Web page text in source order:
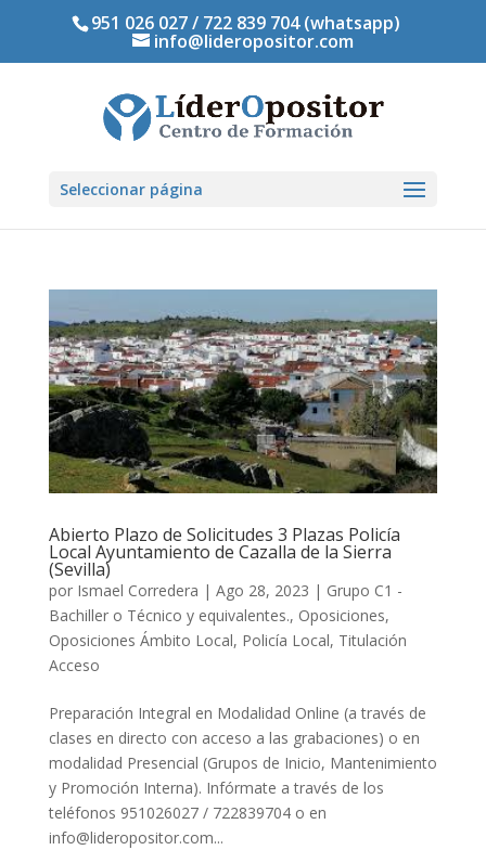
951 026 027 / 722 839 704 (whatsapp)
info@lideropositor.com
Seleccionar página
Abierto Plazo de Solicitudes 3 Plazas Policía
Local Ayuntamiento de Cazalla de la Sierra
(Sevilla)
por Ismael Corredera | Ago 28, 2023 | Grupo C1 -
Bachiller o Técnico y equivalentes., Oposiciones,
Oposiciones Ámbito Local, Policía Local, Titulación
Acceso
Preparación Integral en Modalidad Online (a través de
clases en directo con acceso a las grabaciones) o en
modalidad Presencial (Grupos de Inicio, Mantenimiento
y Promoción Interna). Infórmate a través de los
teléfonos 951026027 / 722839704 o en
info@lideropositor.com...